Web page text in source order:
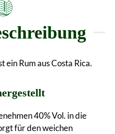
ein Rum aus Costa Rica.
40% Vol. in die
für den weichen